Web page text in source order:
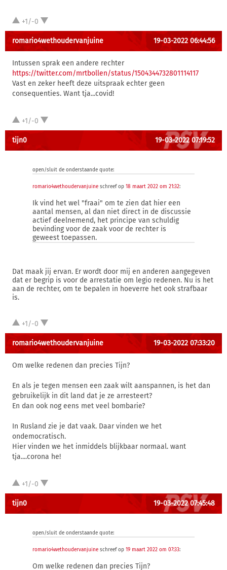
+1/-0
romario4wethoudervanjuine 19-03-2022 06:44:56
Intussen sprak een andere rechter
https://twitter.com/mrtbollen/status/1504344732801114117
Vast en zeker heeft deze uitspraak echter geen
consequenties. Want tja...covid!
+1/-0
tijn0 19-03-2022 07:19:52
open/sluit de onderstaande quote:
romario4wethoudervanjuine schreef op 18 maart 2022 om 21:32:
Ik vind het wel "fraai" om te zien dat hier een
aantal mensen, al dan niet direct in de discussie
actief deelnemend, het principe van schuldig
bevinding voor de zaak voor de rechter is
geweest toepassen.
Dat maak jij ervan. Er wordt door mij en anderen aangegeven
dat er begrip is voor de arrestatie om legio redenen. Nu is het
aan de rechter, om te bepalen in hoeverre het ook strafbaar
is.
+1/-0
romario4wethoudervanjuine 19-03-2022 07:33:20
Om welke redenen dan precies Tijn?
En als je tegen mensen een zaak wilt aanspannen, is het dan
gebruikelijk in dit land dat je ze arresteert?
En dan ook nog eens met veel bombarie?
In Rusland zie je dat vaak. Daar vinden we het
ondemocratisch.
Hier vinden we het inmiddels blijkbaar normaal. want
tja....corona he!
+1/-0
tijn0 19-03-2022 07:45:48
open/sluit de onderstaande quote:
romario4wethoudervanjuine schreef op 19 maart 2022 om 07:33:
Om welke redenen dan precies Tijn?